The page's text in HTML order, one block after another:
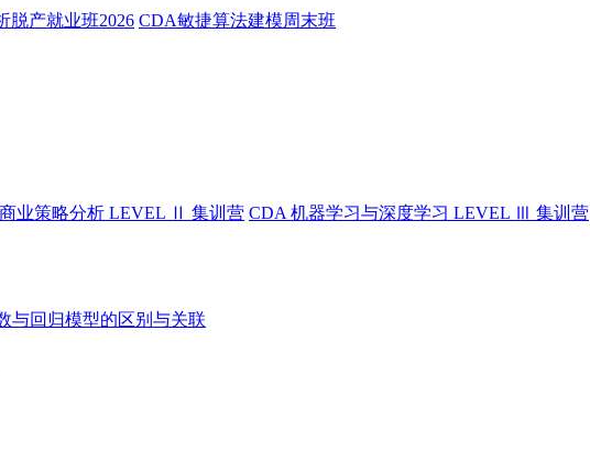
脱产就业班2026 CDA敏捷算法建模周末班
业策略分析 LEVEL Ⅱ 集训营 CDA 机器学习与深度学习 LEVEL Ⅲ 集训营
与回归模型的区别与关联